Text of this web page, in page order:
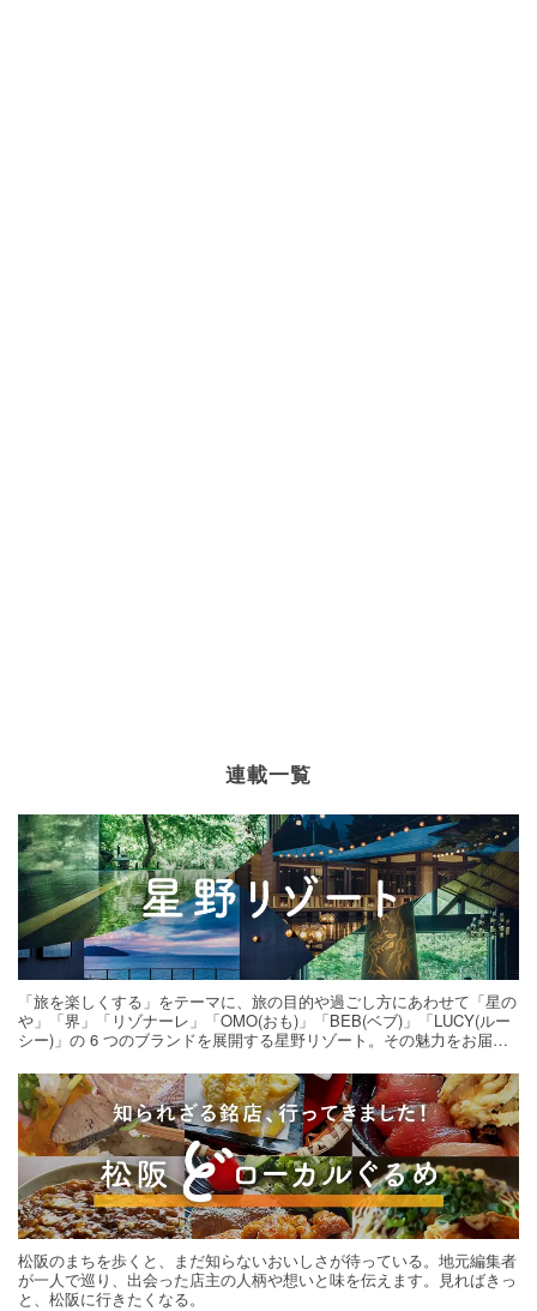
連載一覧
「旅を楽しくする」をテーマに、旅の目的や過ごし方にあわせて「星の
や」「界」「リゾナーレ」「OMO(おも)」「BEB(ベブ)」「LUCY(ルー
シー)」の 6 つのブランドを展開する星野リゾート。その魅力をお届け
松阪のまちを歩くと、まだ知らないおいしさが待っている。地元編集者
が一人で巡り、出会った店主の人柄や想いと味を伝えます。見ればきっ
と、松阪に行きたくなる。